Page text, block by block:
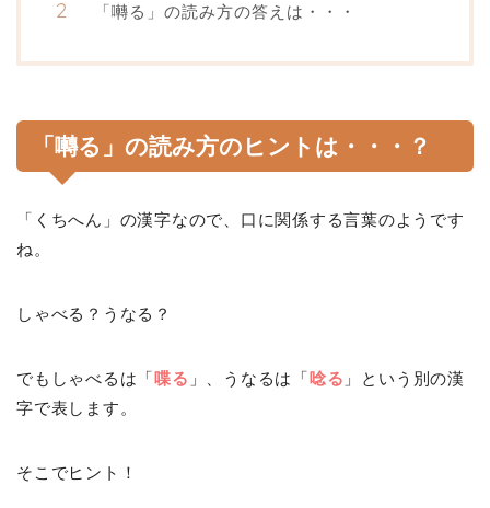
「囀る」の読み方の答えは・・・
「囀る」の読み方のヒントは・・・？
「くちへん」の漢字なので、口に関係する言葉のようです
ね。
しゃべる？うなる？
でもしゃべるは「喋る 」、うなるは「唸る 」という別の漢
字で表します。
そこでヒント！